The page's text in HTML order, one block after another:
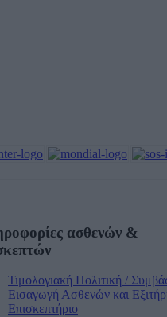
ασθενών &
Τιμολογιακή Πολιτική /
Εισαγωγή Ασθενών και
Επισκεπτήριο